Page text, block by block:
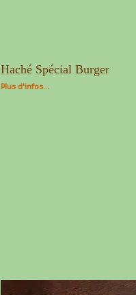
Haché Spécial Burger
Plus d'infos...